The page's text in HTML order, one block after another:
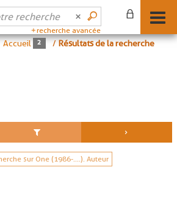
recherche avancée
Accueil /Résultats de la recherche
sur One (1986-....). Auteur